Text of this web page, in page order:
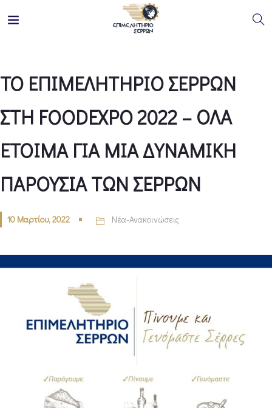
ΤΟ ΕΠΙΜΕΛΗΤΗΡΙΟ ΣΕΡΡΩΝ
ΣΤΗ FOODEXPO 2022 – ΟΛΑ
ΕΤΟΙΜΑ ΓΙΑ ΜΙΑ ΔΥΝΑΜΙΚΗ
ΠΑΡΟΥΣΙΑ ΤΩΝ ΣΕΡΡΩΝ
10 Μαρτίου, 2022 Νέα-Ανακοινώσεις